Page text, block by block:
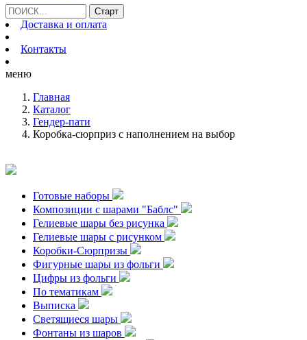
Доставка и оплата
Контакты
меню
Главная
Каталог
Гендер-пати
Коробка-сюрприз с наполнением на выбор
Готовые наборы
Композиции с шарами "Баблс"
Гелиевые шары без рисунка
Гелиевые шары с рисунком
Коробки-Сюрпризы
Фигурные шары из фольги
Цифры из фольги
По тематикам
Выписка
Светящиеся шары
Фонтаны из шаров